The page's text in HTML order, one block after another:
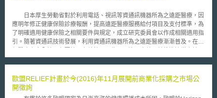
程序與專利有效性相互扣合機制一般被簡稱為「專利連結」（patent
linkage），「專利連結」亦有稱為「專利扣合」，概念上係指將學名藥
（generic drug）的上市審查程序，與原開發藥廠之參考藥品（the
originator reference product）的專利權利狀態連結在一起；進一步而言，
連結的重要性，在美國以外，已有多個國家於其藥品審查程序中建立與專利
之連結關係，例如：加拿大、新加坡、澳洲等國。在藥品上市審查之過程中
日本厚生勞動省對於利用電話、視訊等資通訊機器所為之遠距醫療，因
應明年修正健康保險診療報酬，提高遠距醫療服務給付項目及支付標準，為
了明確適用健康保險之相關要件與規定，成立研究委員會以作成相關適用指
引。隨著資通訊技術發展，利用資通訊機器所為之遠距醫療漸漸普及。在擔
療，有必要整備相關法令規定。厚生勞動省於11月設置研究委員會，預定在
するガイドライン）」。 日本1948年制定之醫師法第20條規定醫師非
親自診療，不得為治療等行為。此一規定迄今未修正，遠距醫療並非當時所
歐盟RELIEF計畫於今(2016)年11月展開前商業化採購之市場公
開徵詢